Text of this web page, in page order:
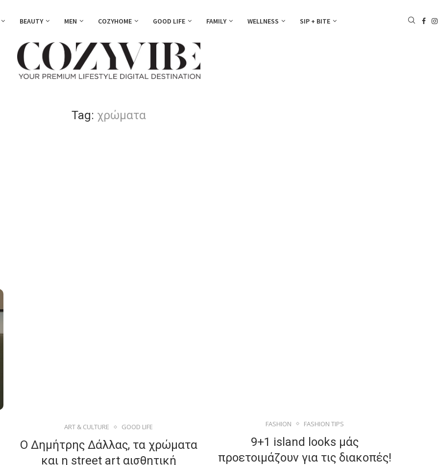
BEAUTY MEN COZYHOME GOOD LIFE FAMILY WELLNESS SIP + BITE
Tag: χρώματα
ART & CULTURE GOOD LIFE
Ο Δημήτρης Δάλλας, τα χρώματα
και η street art αισθητική
FASHION FASHION TIPS
9+1 island looks μάς
προετοιμάζουν για τις διακοπές!